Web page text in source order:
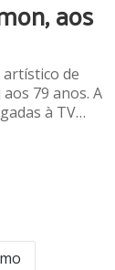
aos
de
79 anos. A
à TV…